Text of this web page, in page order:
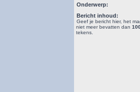
Onderwerp:
Bericht inhoud:
Geef je bericht hier, het
niet meer bevatten dan
tekens.